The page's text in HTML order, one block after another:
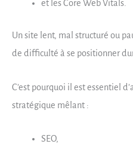
et les Core Web Vitals.
Un site lent, mal structuré ou
de difficulté à se positionner
C’est pourquoi il est essentiel
stratégique mêlant :
SEO,